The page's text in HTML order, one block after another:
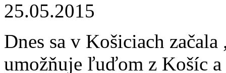
25.05.2015
Dnes sa v Košiciach
umožňuje ľuďom z Košíc